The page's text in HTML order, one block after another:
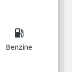
local_gas_station
Benzine